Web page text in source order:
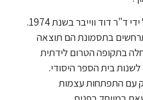
התסמונת תוארה לראשונה על ידי ד"ר דוד ווייבר בשנת 1974.
בתסמונת הם תוצאה
בתקופה הטרום לידתית
בית הספר היסודי.
עם התפתחות עצמות